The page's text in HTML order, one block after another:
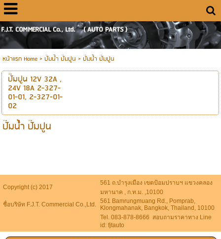
F.J.T. COMMERCIAL Co., Ltd. ( AUTO PARTS )
หน้าแรก Home> ปั๊มน้ำ ปั๊มปูน > ปั๊มน้ำ ปั๊มปูน
ปั๊มปูน 12V 32A ,
24V 18A 2-327-
01-01, 2-327-01-
02
ปั๊มน้ำ ปั๊มปูน
Copyright (c) 2017
561 ถ.บำรุงเมือง เขตป้อมปราบฯ แขวงคลอง
มหานาค , ก.ท.ม. ,10100
ชื่อบริษัท F.J.T. Commercial Co.,Ltd. 561 Bamrungmuang Rd., Pomprab,
Klongmahanak, Bangkok, Thailand, 10100
Tel. 083-878-8666 สอบถามราคาทาง Line
id: fjtauto